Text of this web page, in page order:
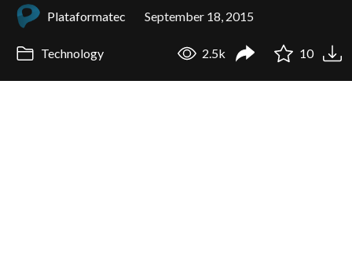
Plataformatec September 18, 2015
Technology 2.5k 10